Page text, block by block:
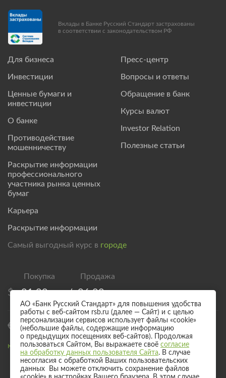
Для бизнеса
Инвестиции
Ценные бумаги и
инвестиции
О банке
Противодействие
мошенничеству
Раскрытие информации
профессионального
участника рынка ценных
бумаг
Карьера
Раскрытие информации
Пресс-центр
Вопросы и ответы
Обращение в банк
Курсы валют
Investor Relation
Полезные статьи
Вклады в Банке Русский Стандарт застрахованы
в соответствии с законодательством РФ
Самый выгодный курс в городе
$ 81,00 / 86,00
€ 93,00 / 98,00
Курс валют для безналичного обмена
АО «Банк Русский Стандарт» для повышения удобства
работы с веб-сайтом rsb.ru (далее — Сайт) и с целью
персонализации сервисов использует файлы «cookie»
(небольшие файлы, содержащие информацию
о предыдущих посещениях веб-сайтов). Продолжая
пользоваться Сайтом, Вы выражаете своё согласие
на обработку данных пользователя Сайта. В случае
несогласия с обработкой Ваших пользовательских
данных Вы можете отключить сохранение файлов